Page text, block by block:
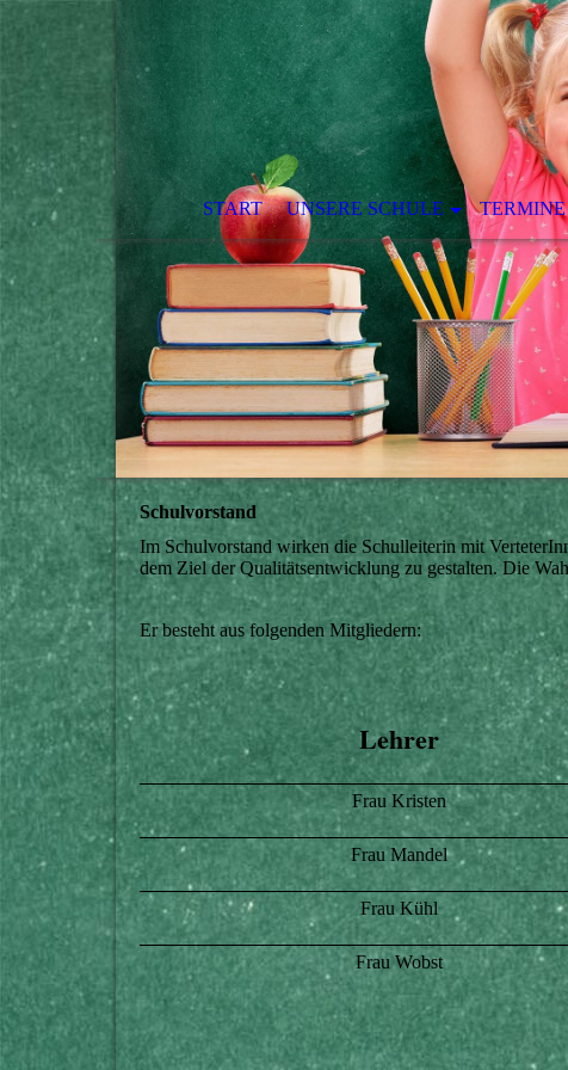
START UNSERE SCHULE TERMINE
Schulvorstand
Im Schulvorstand wirken die Schulleiterin mit
dem Ziel der Qualitätsentwicklung zu gestalten. Die
Er besteht aus folgenden Mitgliedern:
Lehrer
Frau Kristen
Frau Mandel
Frau Kühl
Frau Wobst